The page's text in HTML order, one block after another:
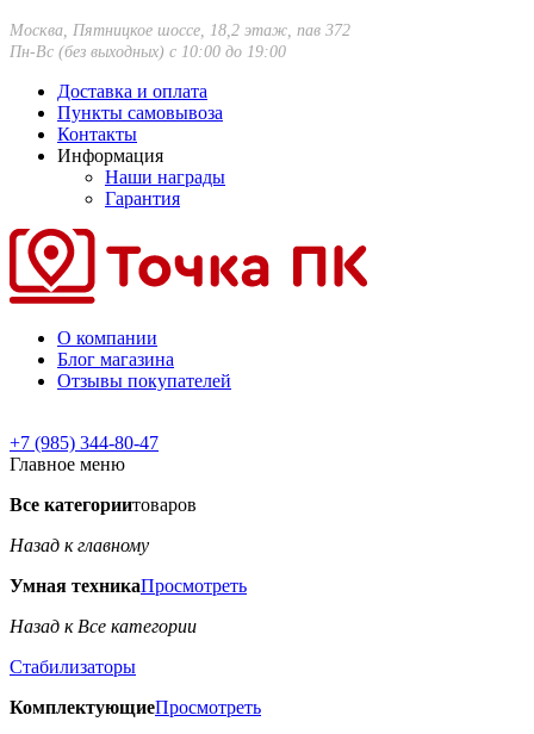
Москва, Пятницкое шоссе, 18,2 этаж, пав 372
Пн-Вс (без выходных) с 10:00 до 19:00
Доставка и оплата
Пункты самовывоза
Контакты
Информация
Наши награды
Гарантия
О компании
Блог магазина
Отзывы покупателей
+7 (985) 344-80-47
Главное меню
Все категориитоваров
Назад к главному
Умная техникаПросмотреть
Назад к Все категории
Стабилизаторы
КомплектующиеПросмотреть